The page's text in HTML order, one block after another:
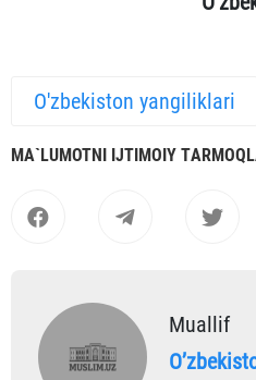
O'zbekiston yangiliklari
MА`LUMOTNI IJTIMOIY
Muallif